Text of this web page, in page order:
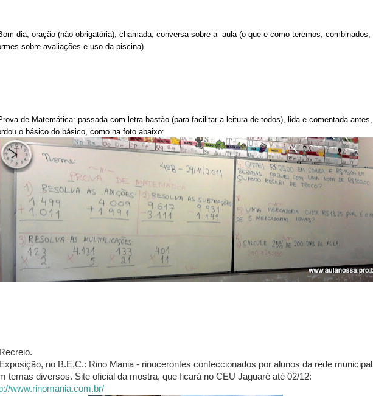
dia, oração (não obrigatória), chamada, conversa sobre a aula (o que e como teremos, combinados,
sobre avaliações e uso da piscina).
de Matemática: passada com letra bastão (para facilitar a leitura de todos), lida e comentada antes,
o básico do básico, como na foto abaixo:
no B.E.C.: Rino Mania - rinocerontes confeccionados por alunos da rede
temas diversos. Site oficial da mostra, que ficará no CEU Jaguaré até 02/12:
www.rinomania.com.br/